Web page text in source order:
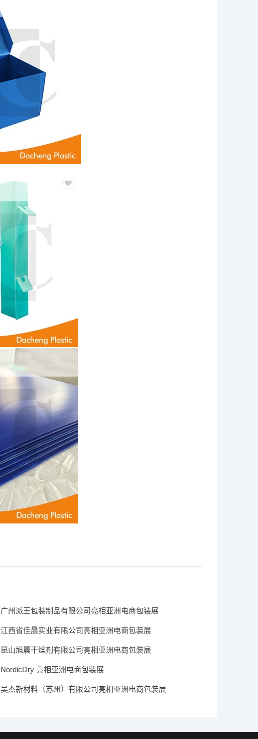
广州派王包装制品有限公司亮相亚洲电商包装展
江西省佳晨实业有限公司亮相亚洲电商包装展
昆山旭晨干燥剂有限公司亮相亚洲电商包装展
NordicDry 亮相亚洲电商包装展
吴杰新材料（苏州）有限公司亮相亚洲电商包装展